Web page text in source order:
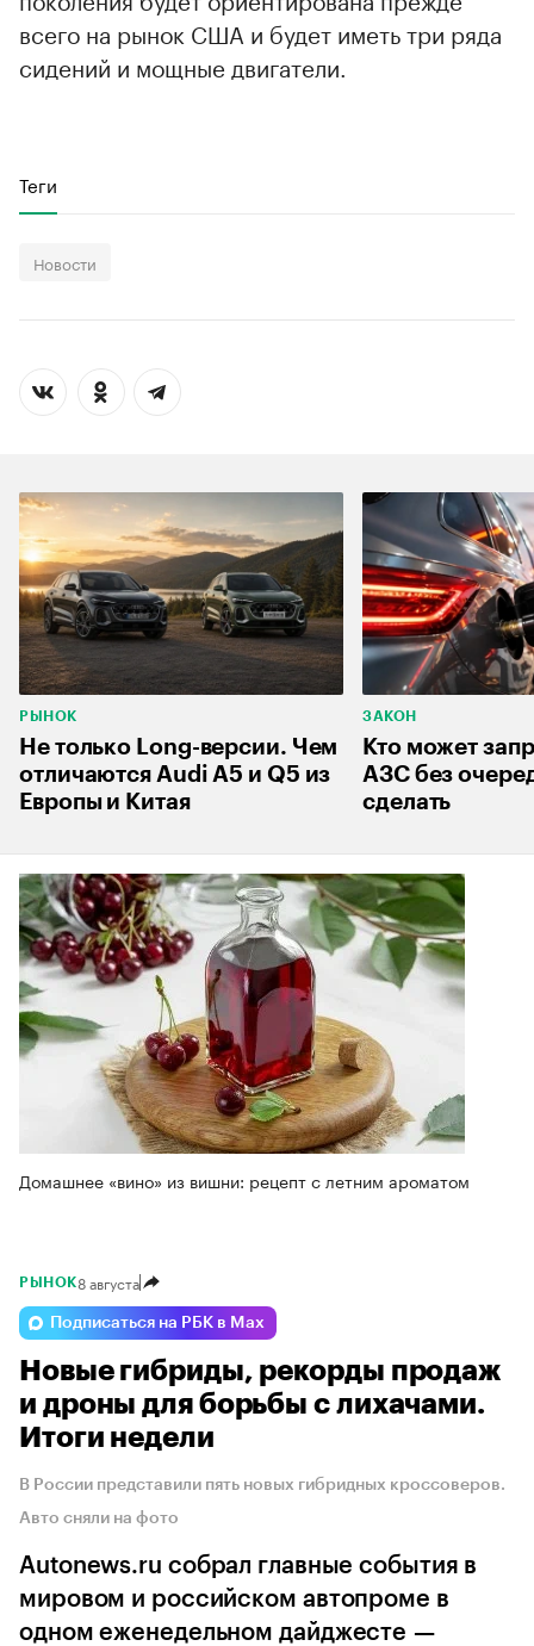
всего на рынок США и будет иметь три ряда
сидений и мощные двигатели.
Теги
Новости
РЫНОК
Не только Long-версии. Чем
отличаются Audi A5 и Q5 из
Европы и Китая
ЗАКОН
Кто может
АЗС без
сделать
Домашнее «вино» из вишни: рецепт с летним ароматом
РЫНОК8 августа
Подписаться на РБК в Max
Новые гибриды, рекорды продаж
и дроны для борьбы с лихачами.
Итоги недели
В России представили пять новых гибридных кроссоверов.
Авто сняли на фото
Autonews.ru собрал главные события в
мировом и российском автопроме в
одном еженедельном дайджесте —